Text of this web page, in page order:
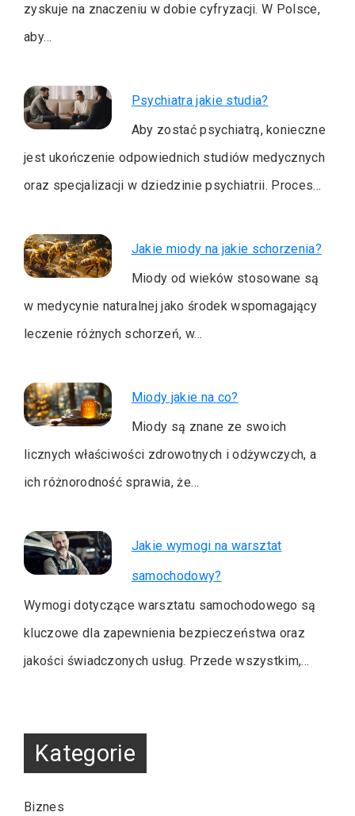
zyskuje na znaczeniu w dobie cyfryzacji. W Polsce,
aby…
Psychiatra jakie studia?
Aby zostać psychiatrą, konieczne
jest ukończenie odpowiednich studiów medycznych
oraz specjalizacji w dziedzinie psychiatrii. Proces…
Jakie miody na jakie schorzenia?
Miody od wieków stosowane są
w medycynie naturalnej jako środek wspomagający
leczenie różnych schorzeń, w…
Miody jakie na co?
Miody są znane ze swoich
licznych właściwości zdrowotnych i odżywczych, a
ich różnorodność sprawia, że…
Jakie wymogi na warsztat
samochodowy?
Wymogi dotyczące warsztatu samochodowego są
kluczowe dla zapewnienia bezpieczeństwa oraz
jakości świadczonych usług. Przede wszystkim,…
Kategorie
Biznes